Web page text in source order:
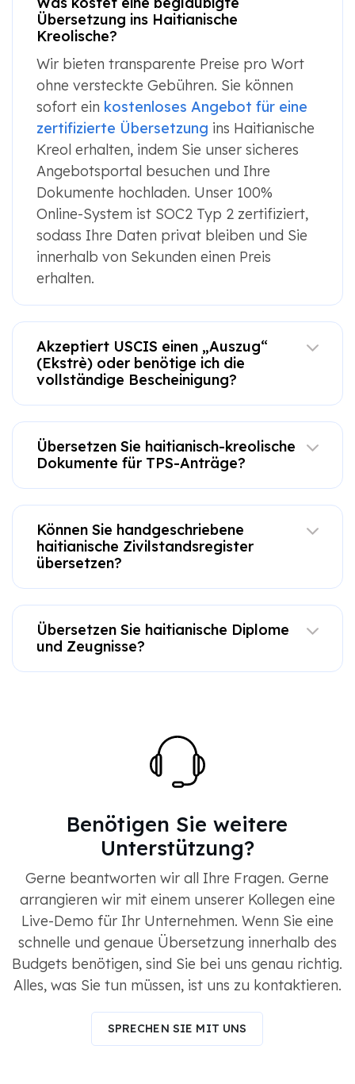
Übersetzung ins Haitianische
Kreolische?
Wir bieten transparente Preise pro Wort
ohne versteckte Gebühren. Sie können
sofort ein kostenloses Angebot für eine
zertifizierte Übersetzung ins Haitianische
Kreol erhalten, indem Sie unser sicheres
Angebotsportal besuchen und Ihre
Dokumente hochladen. Unser 100%
Online-System ist SOC2 Typ 2 zertifiziert,
sodass Ihre Daten privat bleiben und Sie
innerhalb von Sekunden einen Preis
erhalten.
Akzeptiert USCIS einen „Auszug“
(Ekstrè) oder benötige ich die
vollständige Bescheinigung?
Übersetzen Sie haitianisch-kreolische
Dokumente für TPS-Anträge?
Können Sie handgeschriebene
haitianische Zivilstandsregister
übersetzen?
Übersetzen Sie haitianische Diplome
und Zeugnisse?
Benötigen Sie weitere
Unterstützung?
Gerne beantworten wir all Ihre Fragen. Gerne
arrangieren wir mit einem unserer Kollegen eine
Live-Demo für Ihr Unternehmen. Wenn Sie eine
schnelle und genaue Übersetzung innerhalb des
Budgets benötigen, sind Sie bei uns genau richtig.
Alles, was Sie tun müssen, ist uns zu kontaktieren.
SPRECHEN SIE MIT UNS